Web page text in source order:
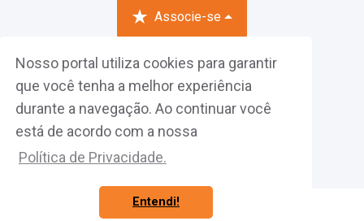
Nosso portal utiliza cookies para garantir
que você tenha a melhor experiência
durante a navegação. Ao continuar você
está de acordo com a nossa
Política de Privacidade.
Entendi!
Associe-se
Fazer Login